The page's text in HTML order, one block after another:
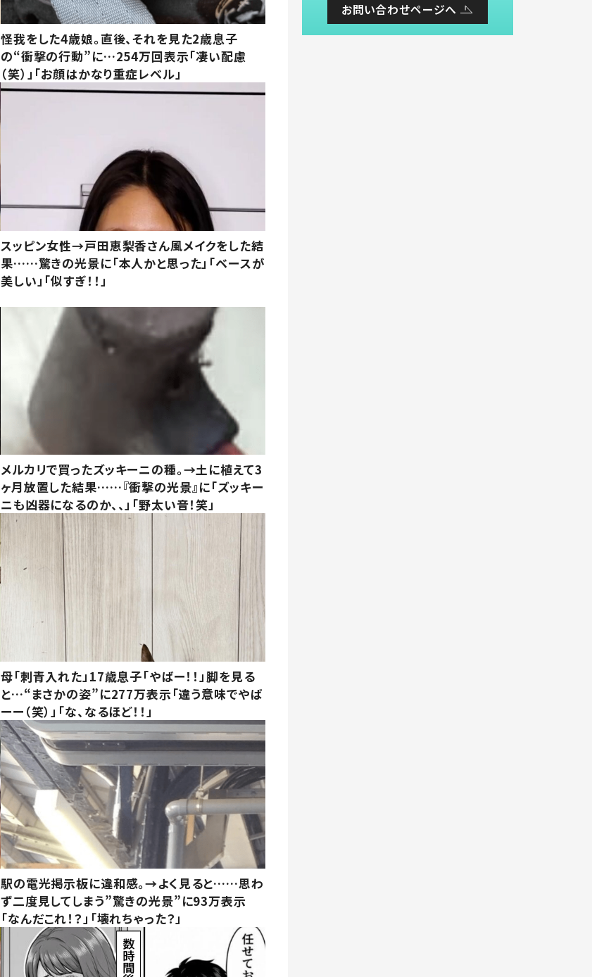
怪我をした4歳娘。直後、それを見た2歳息子
の“衝撃の行動”に…254万回表示「凄い配慮
（笑）」「お顔はかなり重症レベル」
スッピン女性→戸田恵梨香さん風メイクをした結
果……驚きの光景に「本人かと思った」「ベースが
美しい」「似すぎ！！」
メルカリで買ったズッキーニの種。→土に植えて3
ヶ月放置した結果……『衝撃の光景』に「ズッキー
ニも凶器になるのか、、」「野太い音！笑」
母「刺青入れた」17歳息子「やばー！！」脚を見る
と…“まさかの姿”に277万表示「違う意味でやば
ーー（笑）」「な、なるほど！！」
駅の電光掲示板に違和感。→よく見ると……思わ
ず二度見してしまう”驚きの光景”に93万表示
「なんだこれ！？」「壊れちゃった？」
お問い合わせページへ